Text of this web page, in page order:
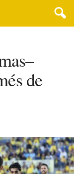
de